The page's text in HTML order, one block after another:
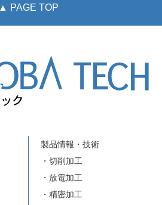
▲ PAGE TOP
製品情報・技術
・切削加工
・放電加工
・精密加工